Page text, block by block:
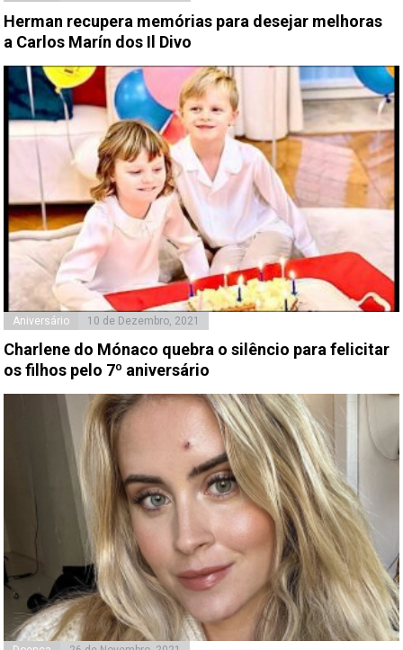
Herman recupera memórias para desejar melhoras
a Carlos Marín dos Il Divo
Aniversário 10 de Dezembro, 2021
Charlene do Mónaco quebra o silêncio para felicitar
os filhos pelo 7º aniversário